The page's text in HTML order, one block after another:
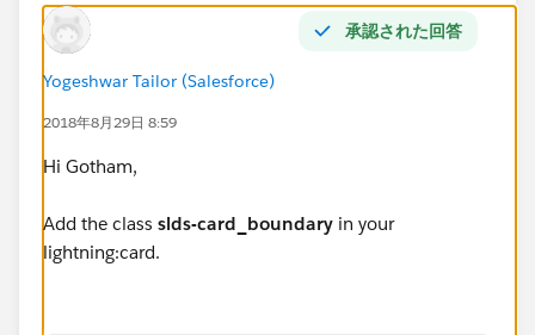
承認された回答
Yogeshwar Tailor (Salesforce)
2018年8月29日 8:59
Hi Gotham,
Add the class slds-card_boundary in your
lightning:card.